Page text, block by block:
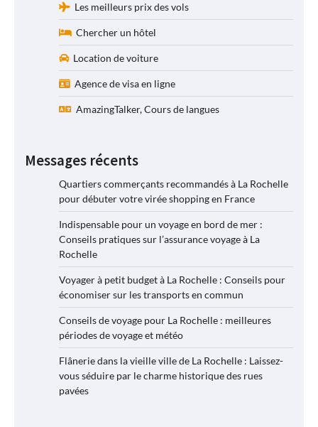
Les meilleurs prix des vols
Chercher un hôtel
Location de voiture
Agence de visa en ligne
AmazingTalker, Cours de langues
Messages récents
Quartiers commerçants recommandés à La Rochelle
pour débuter votre virée shopping en France
Indispensable pour un voyage en bord de mer :
Conseils pratiques sur l’assurance voyage à La
Rochelle
Voyager à petit budget à La Rochelle : Conseils pour
économiser sur les transports en commun
Conseils de voyage pour La Rochelle : meilleures
périodes de voyage et météo
Flânerie dans la vieille ville de La Rochelle : Laissez-
vous séduire par le charme historique des rues
pavées